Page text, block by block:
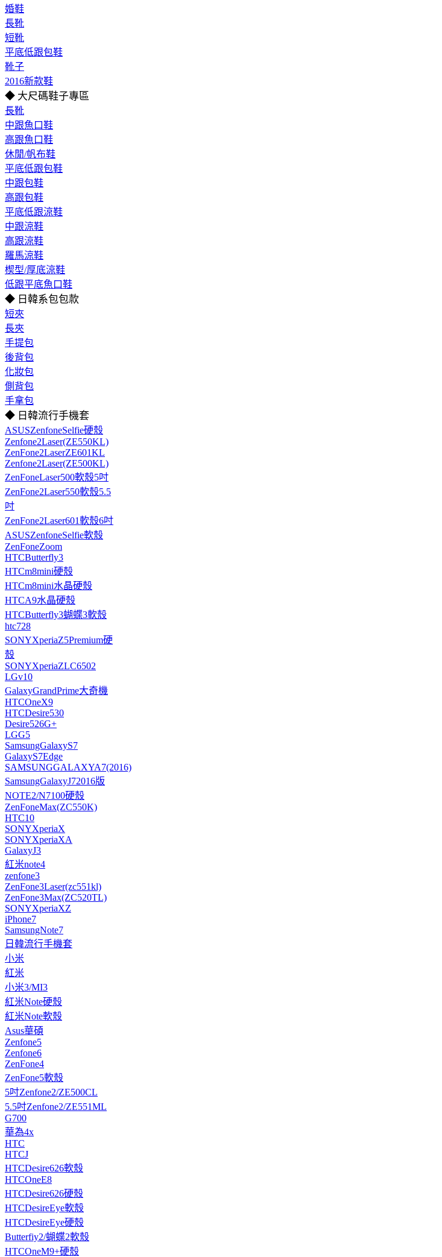
婚鞋
長靴
短靴
平底低跟包鞋
靴子
2016新款鞋
◆ 大尺碼鞋子專區
長靴
中跟魚口鞋
高跟魚口鞋
休閒/帆布鞋
平底低跟包鞋
中跟包鞋
高跟包鞋
平底低跟涼鞋
中跟涼鞋
高跟涼鞋
羅馬涼鞋
楔型/厚底涼鞋
低跟平底魚口鞋
◆ 日韓系包包款
短夾
長夾
手提包
後背包
化妝包
側背包
手拿包
◆ 日韓流行手機套
ASUSZenfoneSelfie硬殼
Zenfone2Laser(ZE550KL)
ZenFone2LaserZE601KL
Zenfone2Laser(ZE500KL)
ZenFoneLaser500軟殼5吋
ZenFone2Laser550軟殼5.5
吋
ZenFone2Laser601軟殼6吋
ASUSZenfoneSelfie軟殼
ZenFoneZoom
HTCButterfly3
HTCm8mini硬殼
HTCm8mini水晶硬殼
HTCA9水晶硬殼
HTCButterfly3蝴蝶3軟殼
htc728
SONYXperiaZ5Premium硬
殼
SONYXperiaZLC6502
LGv10
GalaxyGrandPrime大奇機
HTCOneX9
HTCDesire530
Desire526G+
LGG5
SamsungGalaxyS7
GalaxyS7Edge
SAMSUNGGALAXYA7(2016)
SamsungGalaxyJ72016版
NOTE2/N7100硬殼
ZenFoneMax(ZC550K)
HTC10
SONYXperiaX
SONYXperiaXA
GalaxyJ3
紅米note4
zenfone3
ZenFone3Laser(zc551kl)
ZenFone3Max(ZC520TL)
SONYXperiaXZ
iPhone7
SamsungNote7
日韓流行手機套
小米
紅米
小米3/MI3
紅米Note硬殼
紅米Note軟殼
Asus華碩
Zenfone5
Zenfone6
ZenFone4
ZenFone5軟殼
5吋Zenfone2/ZE500CL
5.5吋Zenfone2/ZE551ML
G700
華為4x
HTC
HTCJ
HTCDesire626軟殼
HTCOneE8
HTCDesire626硬殼
HTCDesireEye軟殼
HTCDesireEye硬殼
Butterfiy2/蝴蝶2軟殼
HTCOneM9+硬殼